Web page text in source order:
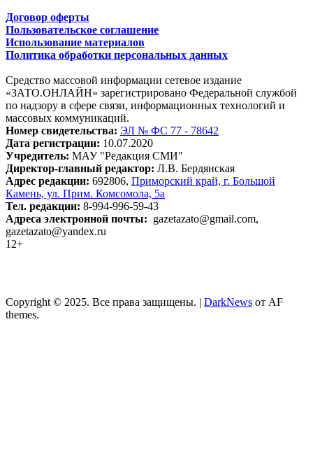
Договор оферты
Пользовательское соглашение
Использование материалов
Политика обработки персональных данных
Средство массовой информации сетевое издание
«ЗАТО.ОНЛАЙН» зарегистрировано Федеральной службой
по надзору в сфере связи, информационных технологий и
массовых коммуникаций.
Номер свидетельства: ЭЛ № ФС 77 - 78642
Дата регистрации: 10.07.2020
Учредитель: МАУ "Редакция СМИ"
Директор-главный редактор: Л.В. Бердянская
Адрес редакции: 692806, Приморский край, г. Большой
Камень, ул. Прим. Комсомола, 5а
Тел. редакции: 8-994-996-59-43
Адреса электронной почты: gazetazato@gmail.com,
gazetazato@yandex.ru
12+
Copyright © 2025. Все права защищены. | DarkNews от AF
themes.